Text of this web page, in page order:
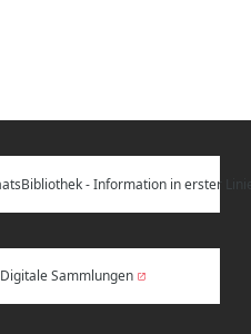
Digitale Sammlungen